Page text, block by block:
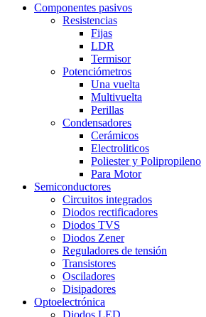
Componentes pasivos
Resistencias
Fijas
LDR
Termisor
Potenciómetros
Una vuelta
Multivuelta
Perillas
Condensadores
Cerámicos
Electroliticos
Poliester y Polipropileno
Para Motor
Semiconductores
Circuitos integrados
Diodos rectificadores
Diodos TVS
Diodos Zener
Reguladores de tensión
Transistores
Osciladores
Disipadores
Optoelectrónica
Diodos LED